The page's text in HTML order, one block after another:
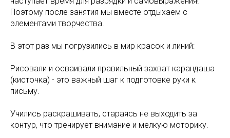
Поэтому после занятия мы вместе отдыхаем с
элементами творчества.
В этот раз мы погрузились в мир красок и линий:
Рисовали и осваивали правильный захват карандаша
(кисточка) - это важный шаг к подготовке руки к
письму.
Учились раскрашивать, стараясь не выходить за
контур, что тренирует внимание и мелкую моторику.